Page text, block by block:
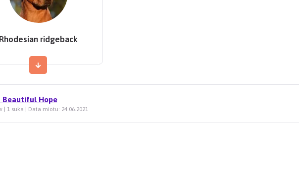
Rhodesian ridgeback
Beautiful Hope
| 1 suka | Data miotu: 24.06.2021